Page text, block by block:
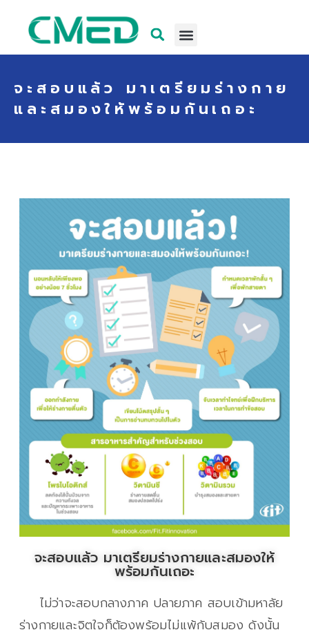
จะสอบแล้ว มาเตรียมร่างกาย
และสมองให้พร้อมกันเถอะ
จะสอบแล้ว มาเตรียมร่างกายและสมองให้
พร้อมกันเถอะ
ไม่ว่าจะสอบกลางภาค ปลายภาค สอบเข้ามหาลัย
ร่างกายและจิตใจก็ต้องพร้อมไม่แพ้กับสมอง ดังนั้น